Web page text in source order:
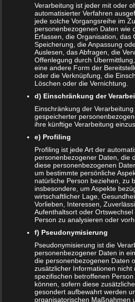
Kommentar*
E-Mail-Adresse*
Ich habe die
genommen.
Datenschutzerklärung|Datenauszug
Verarbeitung ist jeder mit oder
automatisierter Verfahren
jede solche Vorgangsreihe im
personenbezogenen Daten wie
Erfassen, die Organisation, das
Speicherung, die Anpassung
Auslesen, das Abfragen, die
Offenlegung durch
eine andere Form der
oder die Verknüpfung, die
Löschen oder die Vernichtung.
d) Einschränkung der
Einschränkung der
gespeicherter
ihre künftige Verarbeitung
e) Profiling
Profiling ist jede Art der
personenbezogener Daten, die
diese personenbezogenen
um bestimmte persönliche
natürliche Person beziehen, zu
insbesondere, um Aspekte
wirtschaftlicher Lage,
Vorlieben, Interessen,
Aufenthaltsort oder
Person zu analysieren oder
f) Pseudonymisierung
Pseudonymisierung ist die
personenbezogener Daten in
die personenbezogenen Daten
zusätzlicher Informationen nicht
spezifischen betroffenen
können, sofern diese
gesondert aufbewahrt werden
organisatorischen Maßnahmen